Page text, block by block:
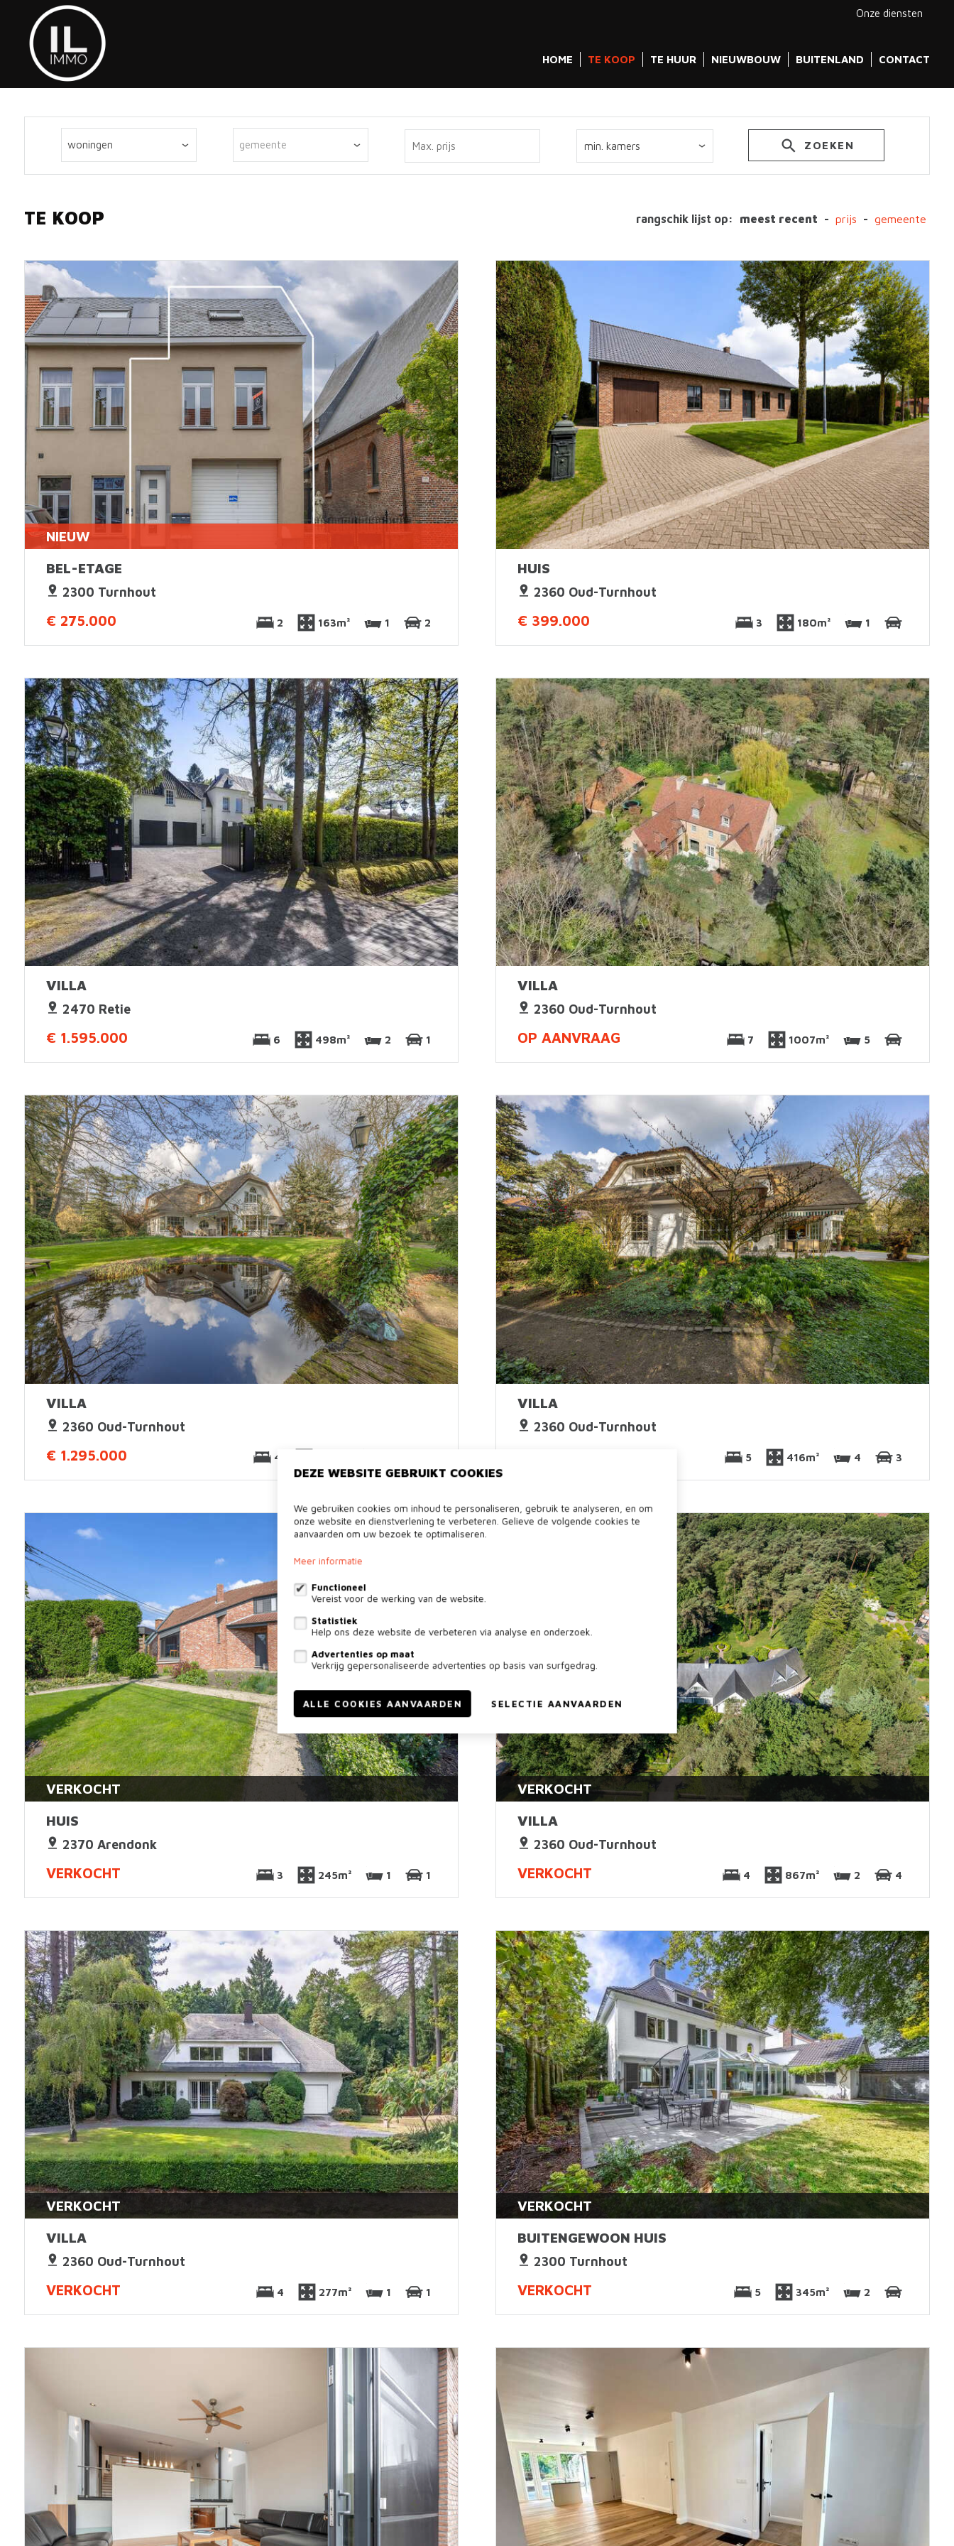
Onze diensten
HOME TE KOOP TE HUUR NIEUWBOUW BUITENLAND CONTACT
woningen gemeente ZOEKEN
TE KOOP rangschik lijst op: meest recent - prijs - gemeente
NIEUW
BEL-ETAGE
2300 Turnhout
€ 275.000 2 163m² 1 2
HUIS
2360 Oud-Turnhout
€ 399.000 3 180m² 1
VILLA
2470 Retie
€ 1.595.000 6 498m² 2 1
VILLA
2360 Oud-Turnhout
OP AANVRAAG 7 1007m² 5
VILLA
2360 Oud-Turnhout
€ 1.295.000 4
VILLA
2360 Oud-Turnhout
5 416m² 4 3
VERKOCHT
HUIS
2370 Arendonk
VERKOCHT 3 245m² 1 1
VERKOCHT
VILLA
2360 Oud-Turnhout
VERKOCHT 4 867m² 2 4
VERKOCHT
VILLA
2360 Oud-Turnhout
VERKOCHT 4 277m² 1 1
VERKOCHT
BUITENGEWOON HUIS
2300 Turnhout
VERKOCHT 5 345m² 2
DEZE WEBSITE GEBRUIKT COOKIES
We gebruiken cookies om inhoud te personaliseren, gebruik te analyseren, en om
onze website en dienstverlening te verbeteren. Gelieve de volgende cookies te
aanvaarden om uw bezoek te optimaliseren.
Meer informatie
Functioneel
Vereist voor de werking van de website.
Statistiek
Help ons deze website de verbeteren via analyse en onderzoek.
Advertenties op maat
Verkrijg gepersonaliseerde advertenties op basis van surfgedrag.
ALLE COOKIES AANVAARDEN SELECTIE AANVAARDEN